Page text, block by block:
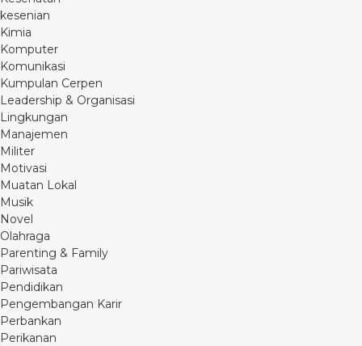
kesenian
Kimia
Komputer
Komunikasi
Kumpulan Cerpen
Leadership & Organisasi
Lingkungan
Manajemen
Militer
Motivasi
Muatan Lokal
Musik
Novel
Olahraga
Parenting & Family
Pariwisata
Pendidikan
Pengembangan Karir
Perbankan
Perikanan